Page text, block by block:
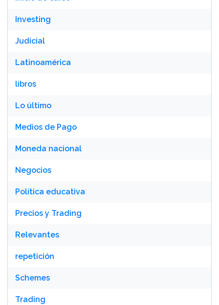
Investing
Judicial
Latinoamérica
libros
Lo último
Medios de Pago
Moneda nacional
Negocios
Política educativa
Precios y Trading
Relevantes
repetición
Schemes
Trading